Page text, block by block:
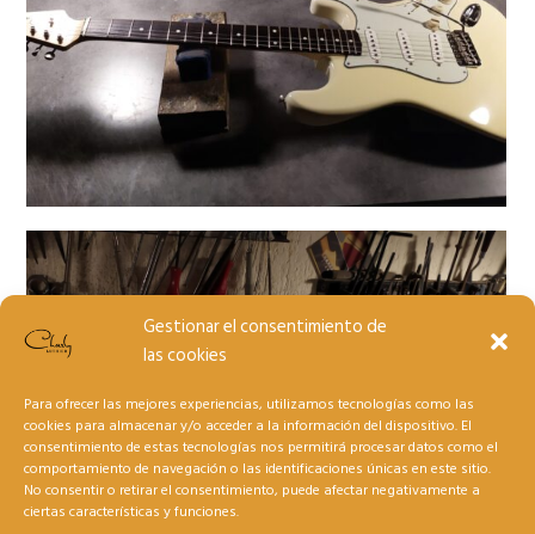
Gestionar el consentimiento de
las cookies
Para ofrecer las mejores experiencias, utilizamos tecnologías como las
cookies para almacenar y/o acceder a la información del dispositivo. El
consentimiento de estas tecnologías nos permitirá procesar datos como el
comportamiento de navegación o las identificaciones únicas en este sitio.
No consentir o retirar el consentimiento, puede afectar negativamente a
ciertas características y funciones.